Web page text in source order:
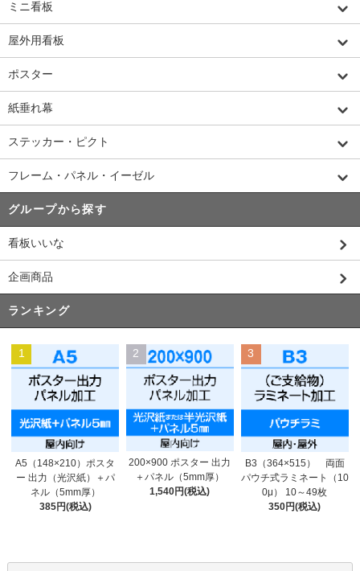
ミニ看板
屋外用看板
ポスター
紙垂れ幕
ステッカー・ピクト
フレーム・パネル・イーゼル
グループから探す
看板いいな
企画商品
ランキング
1
A5（148×210）ポスタ
ー 出力（光沢紙）＋パ
ネル（5mm厚）
385円(税込)
2
200×900 ポスター 出力
＋パネル（5mm厚）
1,540円(税込)
3
B3（364×515） 両面
パウチ式ラミネート（10
0μ） 10～49枚
350円(税込)